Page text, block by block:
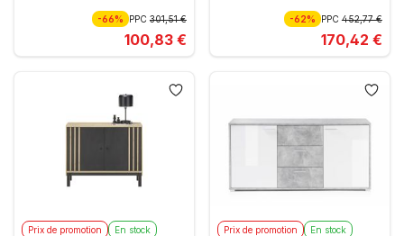
-66% PPC 301,51 €
100,83 €
-62% PPC452,77 €
170,42 €
Prix de promotion En stock Prix de promotion En stock